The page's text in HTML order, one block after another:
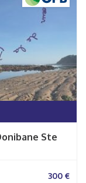
Ste
300 €